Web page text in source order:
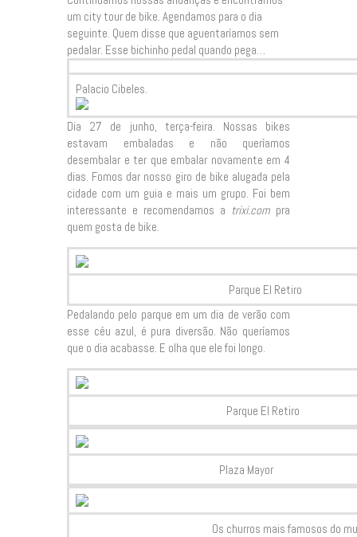
um city tour de bike. Agendamos para o dia
seguinte. Quem disse que aguentaríamos sem
pedalar. Esse bichinho pedal quando pega…
Palacio Cibeles.
Dia 27 de junho, terça-feira. Nossas bikes
estavam embaladas e não queríamos
desembalar e ter que embalar novamente em 4
dias. Fomos dar nosso giro de bike alugada pela
cidade com um guia e mais um grupo. Foi bem
interessante e recomendamos a trixi.com pra
quem gosta de bike.
Parque El Retiro
Pedalando pelo parque em um dia de verão com
esse céu azul, é pura diversão. Não queríamos
que o dia acabasse. E olha que ele foi longo.
Parque El Retiro
Plaza Mayor
Os churros mais famosos do